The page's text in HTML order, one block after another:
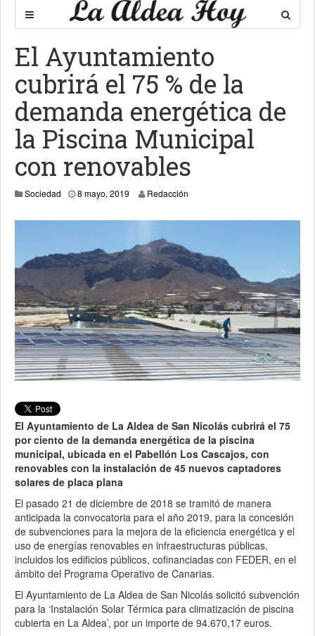
El Ayuntamiento
cubrirá el 75 % de la
demanda energética de
la Piscina Municipal
con renovables
Sociedad 8 mayo, 2019 10 mayo, 2019
Redacción
El Ayuntamiento de La Aldea de San Nicolás cubrirá el 75
por ciento de la demanda energética de la piscina
municipal, ubicada en el Pabellón Los Cascajos, con
renovables con la instalación de 45 nuevos captadores
solares de placa plana
El pasado 21 de diciembre de 2018 se tramitó de manera
anticipada la convocatoria para el año 2019, para la concesión
de subvenciones para la mejora de la eficiencia energética y el
uso de energías renovables en infraestructuras públicas,
incluidos los edificios públicos, cofinanciadas con FEDER, en el
ámbito del Programa Operativo de Canarias.
El Ayuntamiento de La Aldea de San Nicolás solicitó subvención
para la ‘Instalación Solar Térmica para climatización de piscina
cubierta en La Aldea’, por un importe de 94.670,17 euros.